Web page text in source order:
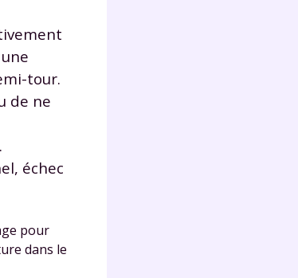
tour.
de ne
échec
pour
dans le